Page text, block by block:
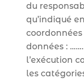
du
qu’indiqué
données :
l’exécution
les